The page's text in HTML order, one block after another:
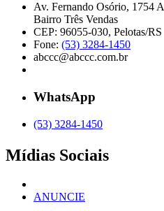
Av. Fernando Osório, 1754 A
Bairro Três Vendas
CEP: 96055-030, Pelotas/RS
Fone: (53) 3284-1450
abccc@abccc.com.br
WhatsApp
(53) 3284-1450
Mídias Sociais
ANUNCIE